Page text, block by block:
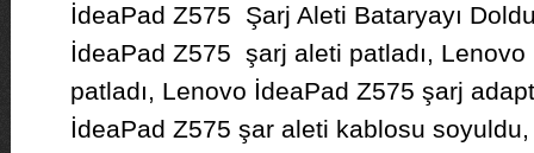
İdeaPad Z575 Şarj Aleti Bataryayı
İdeaPad Z575 şarj aleti patladı,
patladı, Lenovo İdeaPad Z575 şarj
İdeaPad Z575 şar aleti kablosu